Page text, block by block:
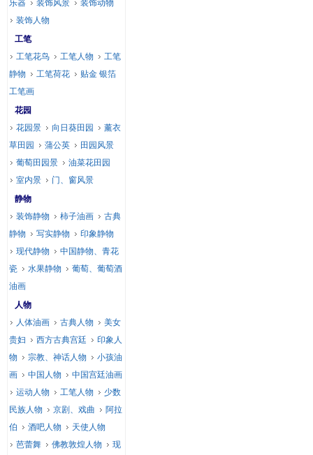
乐器 装饰风景
装饰动物
装饰人物
工笔
工笔花鸟
工笔人物
工笔
静物
工笔荷花
贴金 银箔
工笔画
花园
花园景
向日葵田园
薰衣
草田园
蒲公英
田园风景
葡萄田园景
油菜花田园
室内景
门、窗风景
静物
装饰静物
柿子油画
古典
静物
写实静物
印象静物
现代静物
中国静物、青花
瓷
水果静物
葡萄、葡萄酒
油画
人物
人体油画
古典人物
美女
贵妇
西方古典宫廷
印象人
物
宗教、神话人物
小孩油
画
中国人物
中国宫廷油画
运动人物
工笔人物
少数
民族人物
京剧、戏曲
阿拉
伯
酒吧人物
天使人物
芭蕾舞
佛教敦煌人物
现